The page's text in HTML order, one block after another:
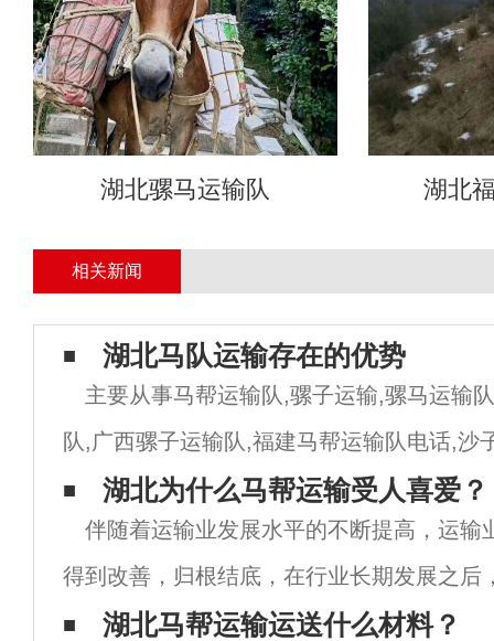
湖北骡马运输队 湖北
相关新闻
湖北马队运输存在的优势
主要从事马帮运输队,骡子运输,骡马运输
队,广西骡子运输队,福建马帮运输队电话,沙
价格,陕西马帮运输公司,浙江骡马运输队,水
队,马帮运输,江西马队运输队,福建
湖北为什么马帮运输受人喜爱？
伴随着运输业发展水平的不断提高，运输
得到改善，归根结底，在行业长期发展之后
这样的商业模式已经相当成熟，若能将这些
湖北马帮运输运送什么材料？